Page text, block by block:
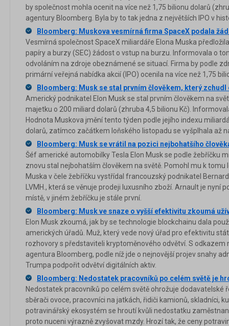
by společnost mohla ocenit na více než 1,75 bilionu dolarů
agentury Bloomberg. Byla by to tak jedna z největších IPO v
Bloomberg: Muskova vesmírná firma SpaceX podala
Vesmírná společnost SpaceX miliardáře Elona Muska
papíry a burzy (SEC) žádost o vstup na burzu. Informovala o
odvoláním na zdroje obeznámené se situací. Firma by podle
primární veřejná nabídka akcií (IPO) ocenila na více než 1,75
Bloomberg: Musk se stal prvním člověkem, který
Americký podnikatel Elon Musk se stal prvním člověkem na
majetku o 200 miliard dolarů (zhruba 4,5 bilionu Kč).
Hodnota Muskova jmění tento týden podle jejího indexu
dolarů, zatímco začátkem loňského listopadu se vyšplhala až
Bloomberg: Musk se vrátil na pozici nejbohatšího
Šéf americké automobilky Tesla Elon Musk se podle žebříčku
znovu stal nejbohatším člověkem na světě. Pomohl mu k tomu
Muska v čele žebříčku vystřídal francouzský podnikatel
LVMH., která se věnuje prodeji luxusního zboží. Arnault je nyní
místě, v jiném žebříčku je stále první.
Bloomberg: Musk ve snaze o vyšší efektivitu zkoumá
Elon Musk zkoumá, jak by se technologie blockchainu dala
amerických úřadů. Muž, který vede nový úřad pro efektivitu
rozhovory s představiteli kryptoměnového odvětví. S
agentura Bloomberg, podle níž jde o nejnovější projev snahy
Trumpa podpořit odvětví digitálních aktiv.
Bloomberg: Nedostatek pracovníků po celém světě je
Nedostatek pracovníků po celém světě ohrožuje dodavatelské
sběrači ovoce, pracovníci na jatkách, řidiči kamionů, skladníci,
potravinářský ekosystém se hroutí kvůli nedostatku
proto nuceni výrazně zvyšovat mzdy. Hrozí tak, že ceny